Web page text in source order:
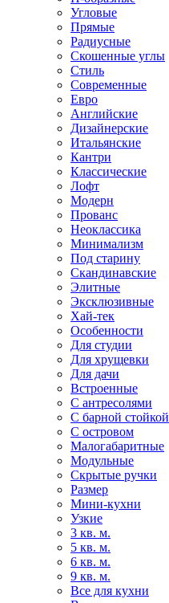
Угловые
Прямые
Радиусные
Скошенные углы
Стиль
Современные
Евро
Английские
Дизайнерские
Итальянские
Кантри
Классические
Лофт
Модерн
Прованс
Неоклассика
Минимализм
Под старину
Скандинавские
Элитные
Эксклюзивные
Хай-тек
Особенности
Для студии
Для хрущевки
Для дачи
Встроенные
С антресолями
С барной стойкой
С островом
Малогабаритные
Модульные
Скрытые ручки
Размер
Мини-кухни
Узкие
3 кв. м.
5 кв. м.
6 кв. м.
9 кв. м.
Все для кухни